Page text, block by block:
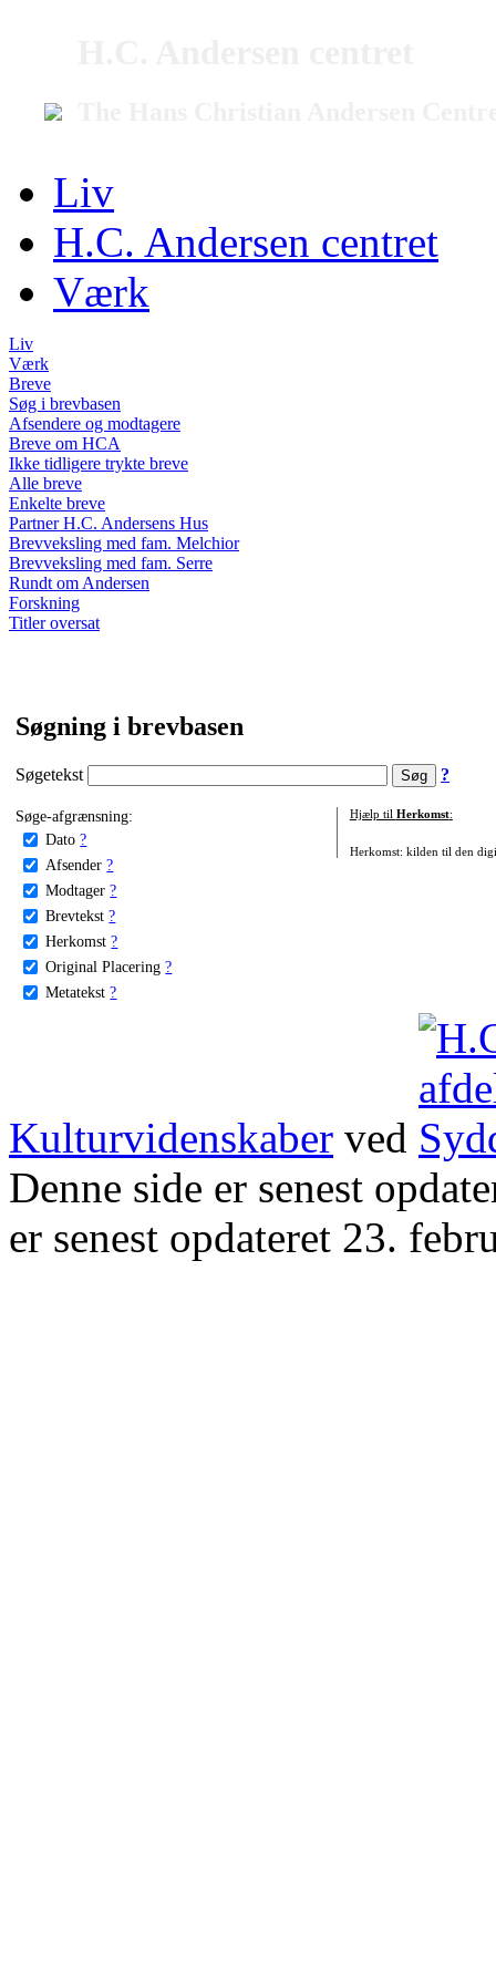
Liv
H.C. Andersen centret
Værk
Liv
Værk
Breve
Søg i brevbasen
Afsendere og modtagere
Breve om HCA
Ikke tidligere trykte breve
Alle breve
Enkelte breve
Partner H.C. Andersens Hus
Brevveksling med fam. Melchior
Brevveksling med fam. Serre
Rundt om Andersen
Forskning
Titler oversat
Søgning i brevbasen
Søgetekst ?
Søge-afgrænsning:
Dato ?
Afsender ?
Modtager ?
Brevtekst ?
Herkomst ?
Original Placering ?
Metatekst ?
Hjælp til Herkomst:
Herkomst: kilden til den
Kulturvidenskaber ved
Denne side er senest
er senest opdateret 23.